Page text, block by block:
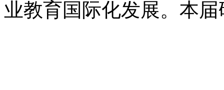
业教育国际化发展。本